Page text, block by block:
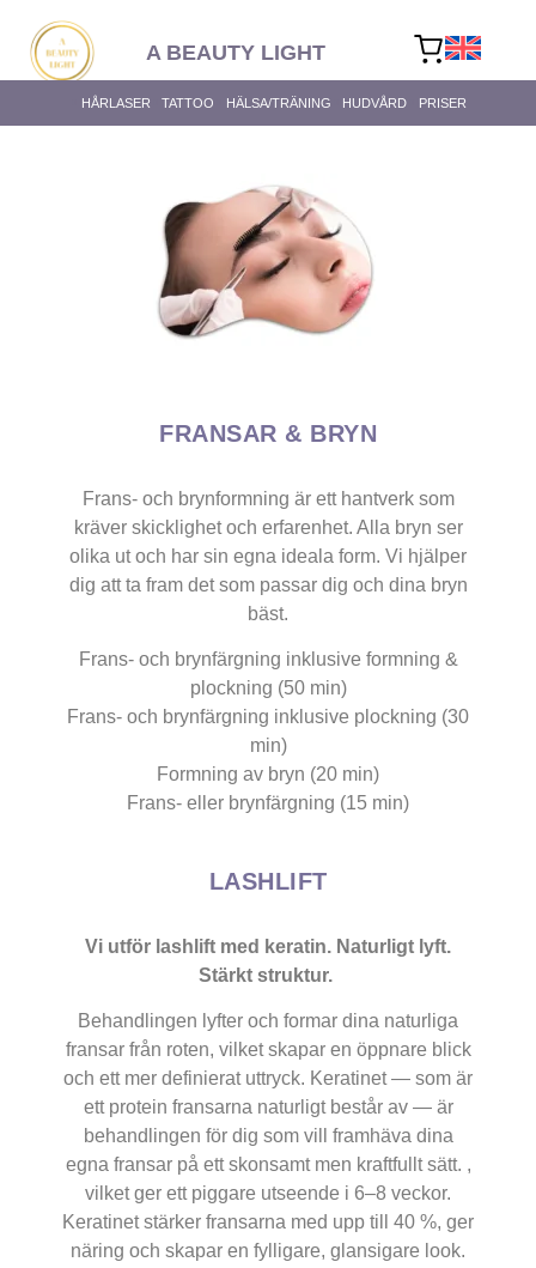
content
A BEAUTY LIGHT
HÅRLASER TATTOO HÄLSA/TRÄNING HUDVÅRD PRISER
FRANSAR & BRYN
Frans- och brynformning är ett hantverk som
kräver skicklighet och erfarenhet. Alla bryn ser
olika ut och har sin egna ideala form. Vi hjälper
dig att ta fram det som passar dig och dina bryn
bäst.
Frans- och brynfärgning inklusive formning &
plockning (50 min)
Frans- och brynfärgning inklusive plockning (30
min)
Formning av bryn (20 min)
Frans- eller brynfärgning (15 min)
LASHLIFT
Vi utför lashlift med keratin. Naturligt lyft.
Stärkt struktur.
Behandlingen lyfter och formar dina naturliga
fransar från roten, vilket skapar en öppnare blick
och ett mer definierat uttryck. Keratinet — som är
ett protein fransarna naturligt består av — är
behandlingen för dig som vill framhäva dina
egna fransar på ett skonsamt men kraftfullt sätt. ,
vilket ger ett piggare utseende i 6–8 veckor.
Keratinet stärker fransarna med upp till 40 %, ger
näring och skapar en fylligare, glansigare look.